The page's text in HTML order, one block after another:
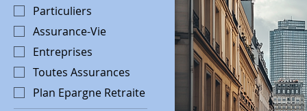
Particuliers
Assurance-Vie
Entreprises
Toutes Assurances
Plan Epargne Retraite